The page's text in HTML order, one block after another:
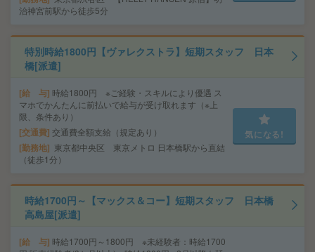
治神宮前駅から徒歩5分
特別時給1800円【ヴァレクストラ】短期スタッフ 日本
橋[派遣]
給 与 時給1800円 ※ご経験・スキルにより優遇 ス
マホでかんたんに前払いで給与が受け取れます（※上
限、条件あり）
交通費 交通費全額支給（規定あり）
勤務地
東京都中央区 東京メトロ 日本橋駅から直結
（徒歩1分）
気になる!
時給1700円～【マックス＆コー】短期スタッフ 日本橋
高島屋[派遣]
給 与 時給1700円～1800円 ※未経験者：時給1700